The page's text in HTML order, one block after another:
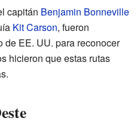
capitán Benjamin Bonneville
Kit Carson, fueron
de EE. UU. para reconocer
hicieron que estas rutas